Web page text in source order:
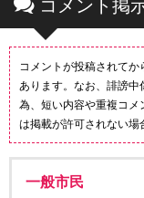
コメント掲
コメントが投稿されて
あります。なお、誹謗
為、短い内容や重複コメ
は掲載が許可されない場
一般市民